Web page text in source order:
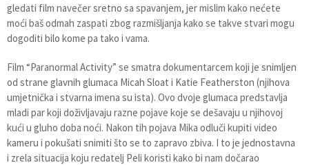
gledati film navečer sretno sa spavanjem, jer mislim kako nećete
moći baš odmah zaspati zbog razmišljanja kako se takve stvari mogu
dogoditi bilo kome pa tako i vama.
Film “Paranormal Activity” se smatra dokumentarcem koji je snimljen
od strane glavnih glumaca Micah Sloat i Katie Featherston (njihova
umjetnička i stvarna imena su ista). Ovo dvoje glumaca predstavlja
mladi par koji doživljavaju razne pojave koje se dešavaju u njihovoj
kući u gluho doba noći. Nakon tih pojava Mika odluči kupiti video
kameru i pokušati snimiti što se to zapravo zbiva. I to je jednostavna
i zrela situacija koju redatelj Peli koristi kako bi nam dočarao